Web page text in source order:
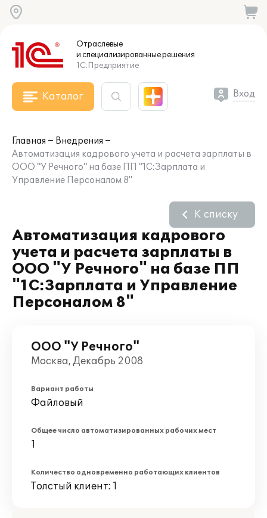
Отраслевые
и специализированныерешения
1С:Предприятие
Каталог Вход
Главная
Внедрения
Автоматизация кадрового учета и расчета зарплаты в
ООО "У Речного" на базе ПП "1С:Зарплата и
Управление Персоналом 8"
Автоматизация кадрового
учета и расчета зарплаты в
ООО "У Речного" на базе ПП
"1С:Зарплата и Управление
Персоналом 8"
К списку
ООО "У Речного"
Москва, Декабрь 2008
Вариант работы
Файловый
Общее число автоматизированных рабочих мест
1
Количество одновременно работающих клиентов
Толстый клиент: 1